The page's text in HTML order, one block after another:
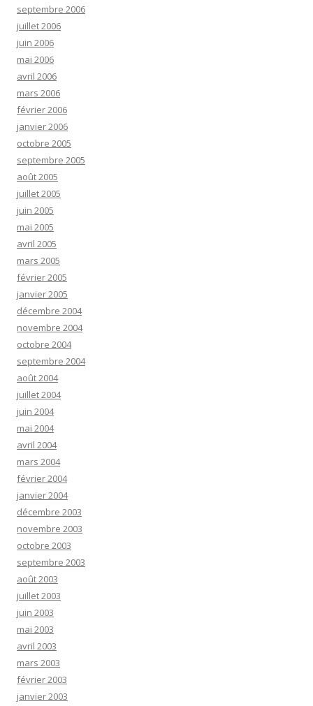
septembre 2006
juillet 2006
juin 2006
mai 2006
avril 2006
mars 2006
février 2006
janvier 2006
octobre 2005
septembre 2005
août 2005
juillet 2005
juin 2005
mai 2005
avril 2005
mars 2005
février 2005
janvier 2005
décembre 2004
novembre 2004
octobre 2004
septembre 2004
août 2004
juillet 2004
juin 2004
mai 2004
avril 2004
mars 2004
février 2004
janvier 2004
décembre 2003
novembre 2003
octobre 2003
septembre 2003
août 2003
juillet 2003
juin 2003
mai 2003
avril 2003
mars 2003
février 2003
janvier 2003